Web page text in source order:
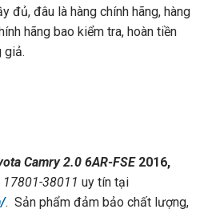
đủ, đâu là hàng chính hãng, hàng
hãng bao kiểm tra, hoàn tiền
giả.
Camry 2.0 6AR-FSE 2016,
17801-38011 uy tín tại
. Sản phẩm đảm bảo chất lượng,